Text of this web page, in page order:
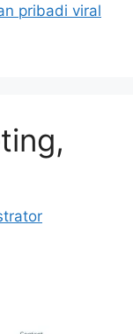
pribadi viral